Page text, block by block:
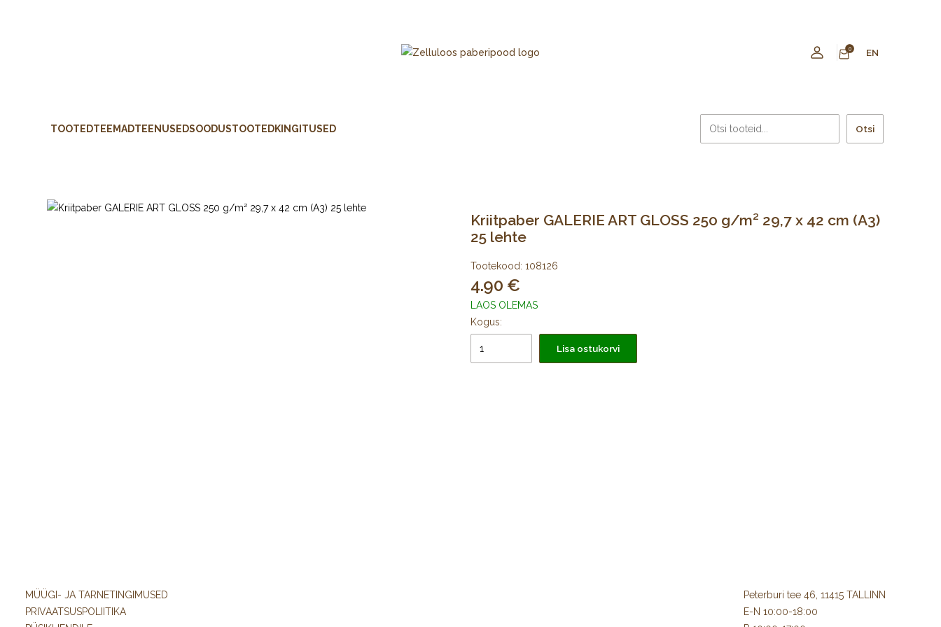
0 EN
TOOTEDTEEMADTEENUSEDSOODUSTOOTEDKINGITUSED Otsi
Kriitpaber GALERIE ART GLOSS 250 g/m² 29,7 x 42 cm (A3)
25 lehte
Tootekood: 108126
4.90
LAOS OLEMAS
Kogus:
Lisa ostukorvi
MÜÜGI- JA TARNETINGIMUSED
PRIVAATSUSPOLIITIKA
Peterburi tee 46, 11415 TALLINN
E-N 10:00-18:00